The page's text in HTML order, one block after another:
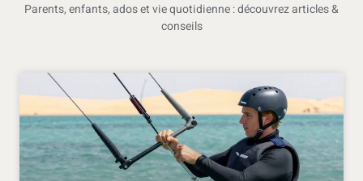
Parents, enfants, ados et vie quotidienne : découvrez articles &
conseils
popular
brand.
bedste